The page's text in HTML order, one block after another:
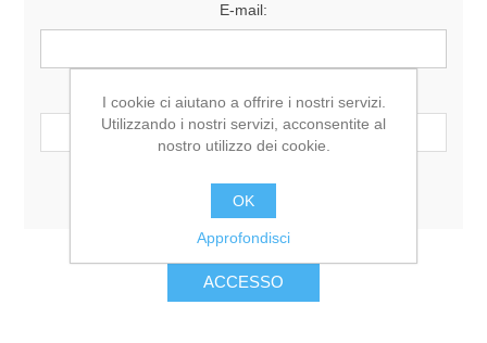
E-mail:
Password:
Resta collegato Password dimenticata?
I cookie ci aiutano a offrire i nostri servizi.
Utilizzando i nostri servizi, acconsentite al
nostro utilizzo dei cookie.
OK
Approfondisci